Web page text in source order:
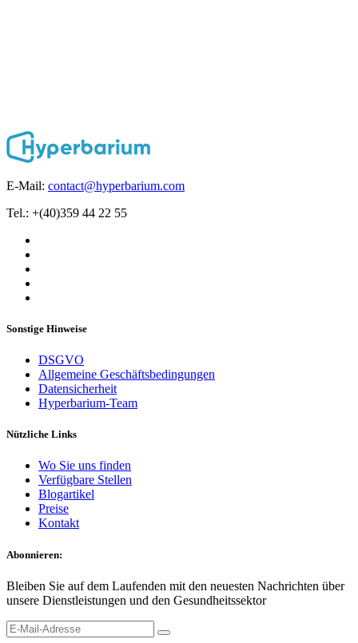
E-Mail: contact@hyperbarium.com
Tel.: +(40)359 44 22 55
Sonstige Hinweise
DSGVO
Allgemeine Geschäftsbedingungen
Datensicherheit
Hyperbarium-Team
Nützliche Links
Wo Sie uns finden
Verfügbare Stellen
Blogartikel
Preise
Kontakt
Abonnieren:
Bleiben Sie auf dem Laufenden mit den neuesten Nachrichten über
unsere Dienstleistungen und den Gesundheitssektor